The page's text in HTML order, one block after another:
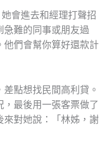
會進去和經理打聲招
急難的同事或朋友過
他們會幫你算好還款計
點想找民間高利貸。
，最後用一張客票做了
來對她說：「林姊，謝